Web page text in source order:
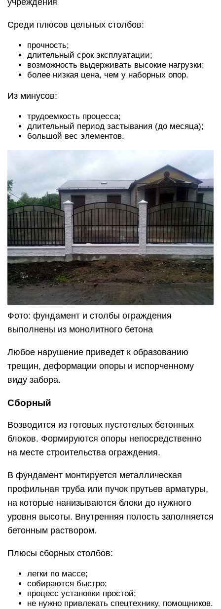
Среди плюсов цельных столбов:
прочность;
длительный срок эксплуатации;
возможность выдерживать высокие нагрузки;
более низкая цена, чем у наборных опор.
Из минусов:
трудоемкость процесса;
длительный период застывания (до месяца);
большой вес элементов.
Фото: фундамент и столбы ограждения
выполнены из монолитного бетона
Любое нарушение приведет к образованию
трещин, деформации опоры и испорченному
виду забора.
Сборный
Возводится из готовых пустотелых бетонных
блоков. Формируются опоры непосредственно
на месте строительства ограждения.
В фундамент монтируется металлическая
профильная труба или пучок прутьев арматуры,
на которые нанизываются блоки до нужного
уровня высоты. Внутренняя полость заполняется
бетонным раствором.
Плюсы сборных столбов:
легки по массе;
собираются быстро;
процесс установки простой;
не нужно привлекать спецтехнику, помощников.